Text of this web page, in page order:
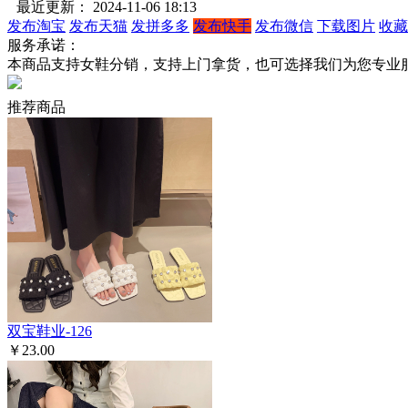
最近更新： 2024-11-06 18:13
发布淘宝 发布天猫 发拼多多 发布快手 发布微信 下载图片 收
服务承诺：
本商品支持女鞋分销，支持上门拿货，也可选择我们为您专业
推荐商品
双宝鞋业-126
￥23.00